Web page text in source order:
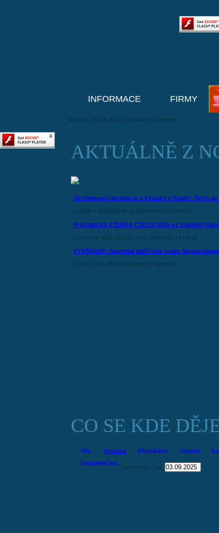
INFORMACE FIRMY
Dnes je: 09.08.2026 a svátek má Roman
AKTUÁLNĚ Z
Dechberoucí akrobacie s kluzáky v Hradci. Ticho
Letiště v Jindřichově Hradci hostilo nevšední...
Prachatická XTERRA CZECH 2026 ve znamení
Francouzi opět ukázali svou dominanci v rámci...
VÝSTRAHA: Nastoupí další vlna veder.
Česko čeká další vlna veder s teplotami...
CO SE KDE
Vše Výstava Přednáška Ostatní
Divadelní hra
Seznam akcí na: